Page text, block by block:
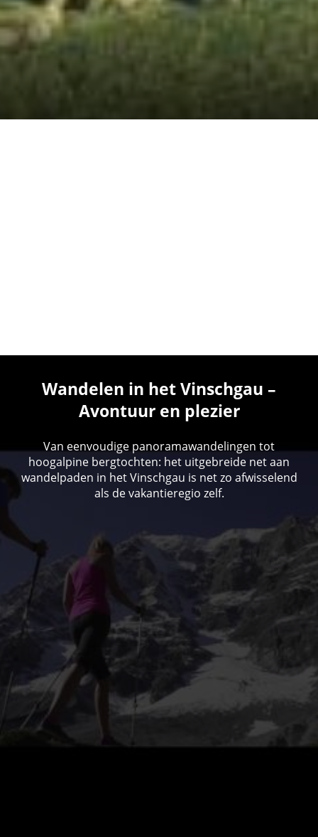
Wandelen in het Vinschgau –
Avontuur en plezier
Van eenvoudige panoramawandelingen tot
hoogalpine bergtochten: het uitgebreide net aan
wandelpaden in het Vinschgau is net zo afwisselend
als de vakantieregio zelf.